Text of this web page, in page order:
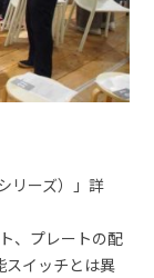
リーズ）」詳
、プレートの配
スイッチとは異